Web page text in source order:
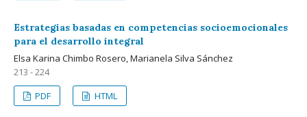
Estrategias basadas en competencias socioemocionales
para el desarrollo integral
Elsa Karina Chimbo Rosero, Marianela Silva Sánchez
213 - 224
PDF
HTML